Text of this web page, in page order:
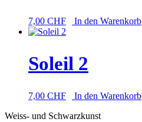
7,00 CHF In den Warenkorb
Soleil 2
7,00 CHF
In den Warenkorb
Weiss- und Schwarzkunst